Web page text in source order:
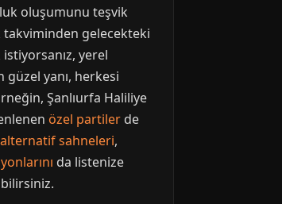
oluşumunu teşvik
gelecekteki
yerel
yanı, herkesi
Şanlıurfa Haliliye
özel partiler de
alternatif sahneleri,
da listenize